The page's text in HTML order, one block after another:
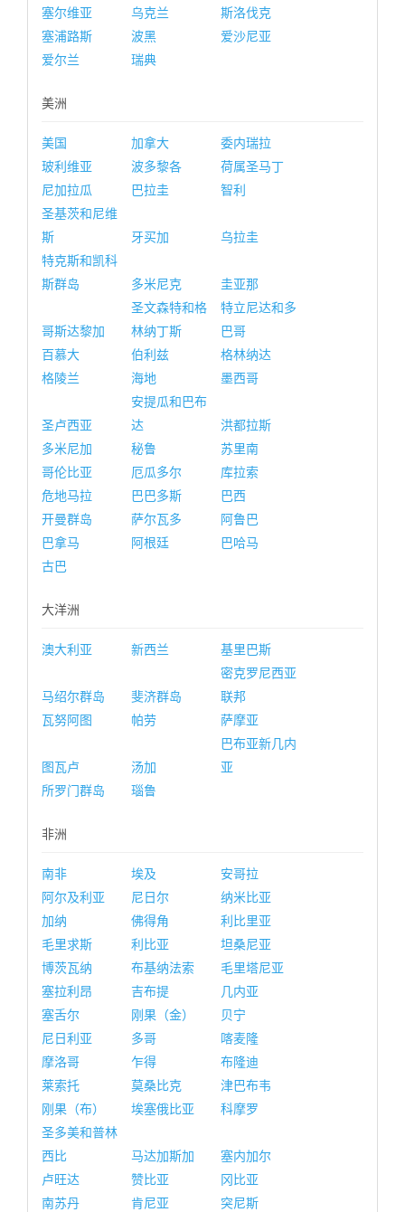
塞尔维亚
乌克兰
斯洛伐克
塞浦路斯
波黑
爱沙尼亚
爱尔兰
瑞典
美洲
美国 加拿大
委内瑞拉
玻利维亚
波多黎各
荷属圣马丁
尼加拉瓜
巴拉圭
智利
圣基茨和尼维
斯
牙买加
乌拉圭
特克斯和凯科
斯群岛
多米尼克 圭亚那
哥斯达黎加
圣文森特和格
林纳丁斯
特立尼达和多
巴哥
百慕大
伯利兹
格林纳达
格陵兰
海地 墨西哥
圣卢西亚
安提瓜和巴布
达
洪都拉斯
多米尼加
秘鲁
苏里南
哥伦比亚
厄瓜多尔
库拉索
危地马拉
巴巴多斯
巴西
开曼群岛
萨尔瓦多
阿鲁巴
巴拿马
阿根廷
巴哈马
古巴
大洋洲
澳大利亚 新西兰 基里巴斯
马绍尔群岛 斐济群岛
密克罗尼西亚
联邦
瓦努阿图
帕劳 萨摩亚
图瓦卢 汤加
巴布亚新几内
亚
所罗门群岛
瑙鲁
非洲
南非 埃及
安哥拉
阿尔及利亚
尼日尔
纳米比亚
加纳
佛得角
利比里亚
毛里求斯
利比亚
坦桑尼亚
博茨瓦纳
布基纳法索
毛里塔尼亚
塞拉利昂
吉布提
几内亚
塞舌尔
刚果（金）
贝宁
尼日利亚
多哥
喀麦隆
摩洛哥
乍得
布隆迪
莱索托
莫桑比克
津巴布韦
刚果（布）
埃塞俄比亚
科摩罗
圣多美和普林
西比
马达加斯加
塞内加尔
卢旺达
赞比亚
冈比亚
南苏丹
肯尼亚 突尼斯